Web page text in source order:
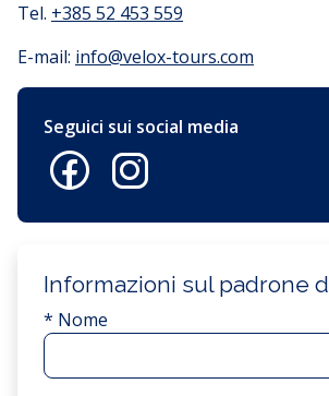
Tel. +385 52 453 559
E-mail: info@velox-tours.com
Seguici sui social media
Informazioni sul padrone
* Nome